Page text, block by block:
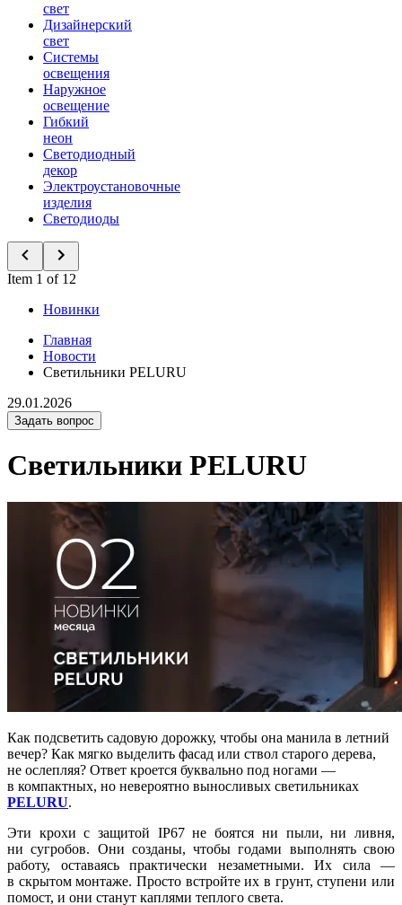
свет
Дизайнерский
свет
Системы
освещения
Наружное
освещение
Гибкий
неон
Светодиодный
декор
Электроустановочные
изделия
Светодиоды
Item 1 of 12
Новинки
Главная
Новости
Светильники PELURU
29.01.2026
Задать вопрос
Светильники PELURU
Как подсветить садовую дорожку, чтобы она манила в летний
вечер? Как мягко выделить фасад или ствол старого дерева,
не ослепляя? Ответ кроется буквально под ногами —
в компактных, но невероятно выносливых светильниках
PELURU.
Эти крохи с защитой IP67 не боятся ни пыли, ни ливня,
ни сугробов. Они созданы, чтобы годами выполнять свою
работу, оставаясь практически незаметными. Их сила —
в скрытом монтаже. Просто встройте их в грунт, ступени или
помост, и они станут каплями теплого света.